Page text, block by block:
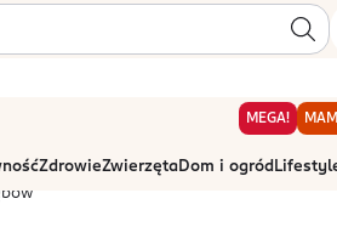
MEGA!
ZdrowieZwierzętaDom i ogród